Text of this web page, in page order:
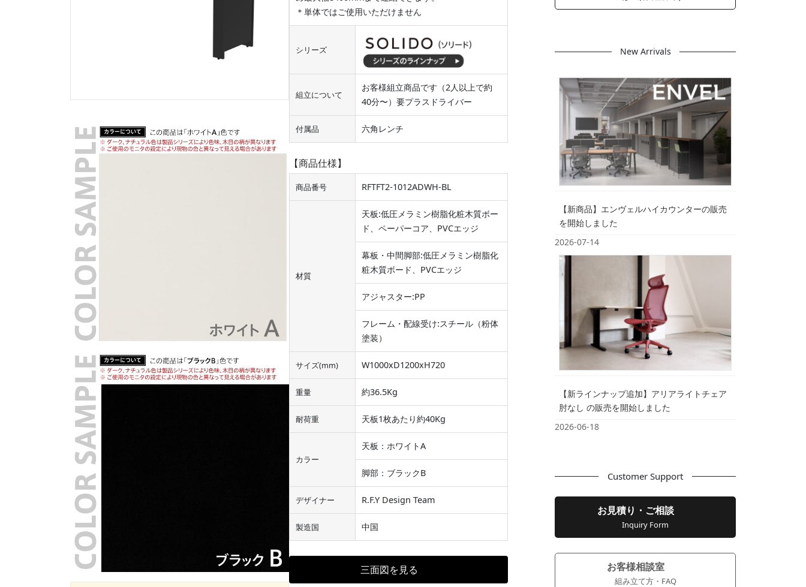
＊単体ではご使用いただけません
シリーズ
組立について
お客様組立商品です（2人以上で約
40分〜）要プラスドライバー
付属品 六角レンチ
【商品仕様】
商品番号 RFTFT2-1012ADWH-BL
材質
天板:低圧メラミン樹脂化粧木質ボー
ド、ペーパーコア、PVCエッジ
幕板・中間脚部:低圧メラミン樹脂化
粧木質ボード、PVCエッジ
アジャスター:PP
フレーム・配線受け:スチール（粉体
塗装）
サイズ(mm) W1000xD1200xH720
重量 約36.5Kg
耐荷重 天板1枚あたり約40Kg
カラー
天板：ホワイトA
脚部：ブラックB
デザイナー R.F.Y Design Team
製造国 中国
三面図を見る
New Arrivals
【新商品】エンヴェルハイカウンターの販売
を開始しました
2026-07-14
【新ラインナップ追加】アリアライトチェア
肘なし の販売を開始しました
2026-06-18
Customer Support
お見積り・ご相談
Inquiry Form
お客様相談室
組み立て方・FAQ